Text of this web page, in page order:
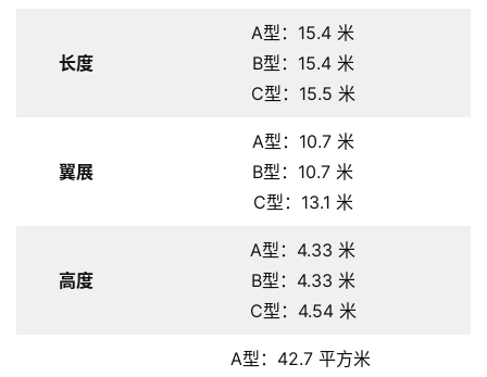
长度
A型：15.4 米
B型：15.4 米
C型：15.5 米
翼展
A型：10.7 米
B型：10.7 米
C型：13.1 米
高度
A型：4.33 米
B型：4.33 米
C型：4.54 米
A型：42.7 平方米